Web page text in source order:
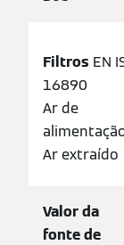
Filtros EN
16890
Ar de
Ar extraído
Valor da
fonte de